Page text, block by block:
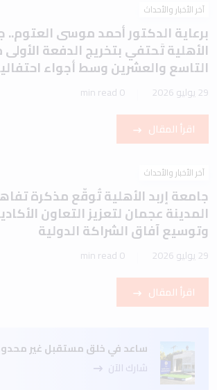
آخر الأخبار والأحداث
برعاية الدكتور أحمد موسى العتوم..
الأهلية تَحتفي بتخريج الدفعة
التاسع والعشرين وسط أجواء
29 يوليو 2026 0 min read
اقرأ المقال
آخر الأخبار والأحداث
جامعة إربد الأهلية تُوقّع مذكرة
المدينة عجمان لتعزيز التعاون
وتوسيع آفاق الشراكة الدولية
29 يوليو 2026 0 min read
اقرأ المقال
ساعد في خلق مستقبل غير
شارك الآن